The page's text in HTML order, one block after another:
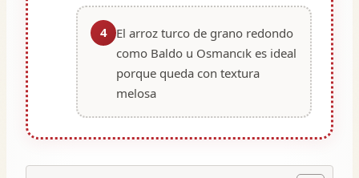
4
El arroz turco de grano redondo
como Baldo u Osmancık es ideal
porque queda con textura
melosa